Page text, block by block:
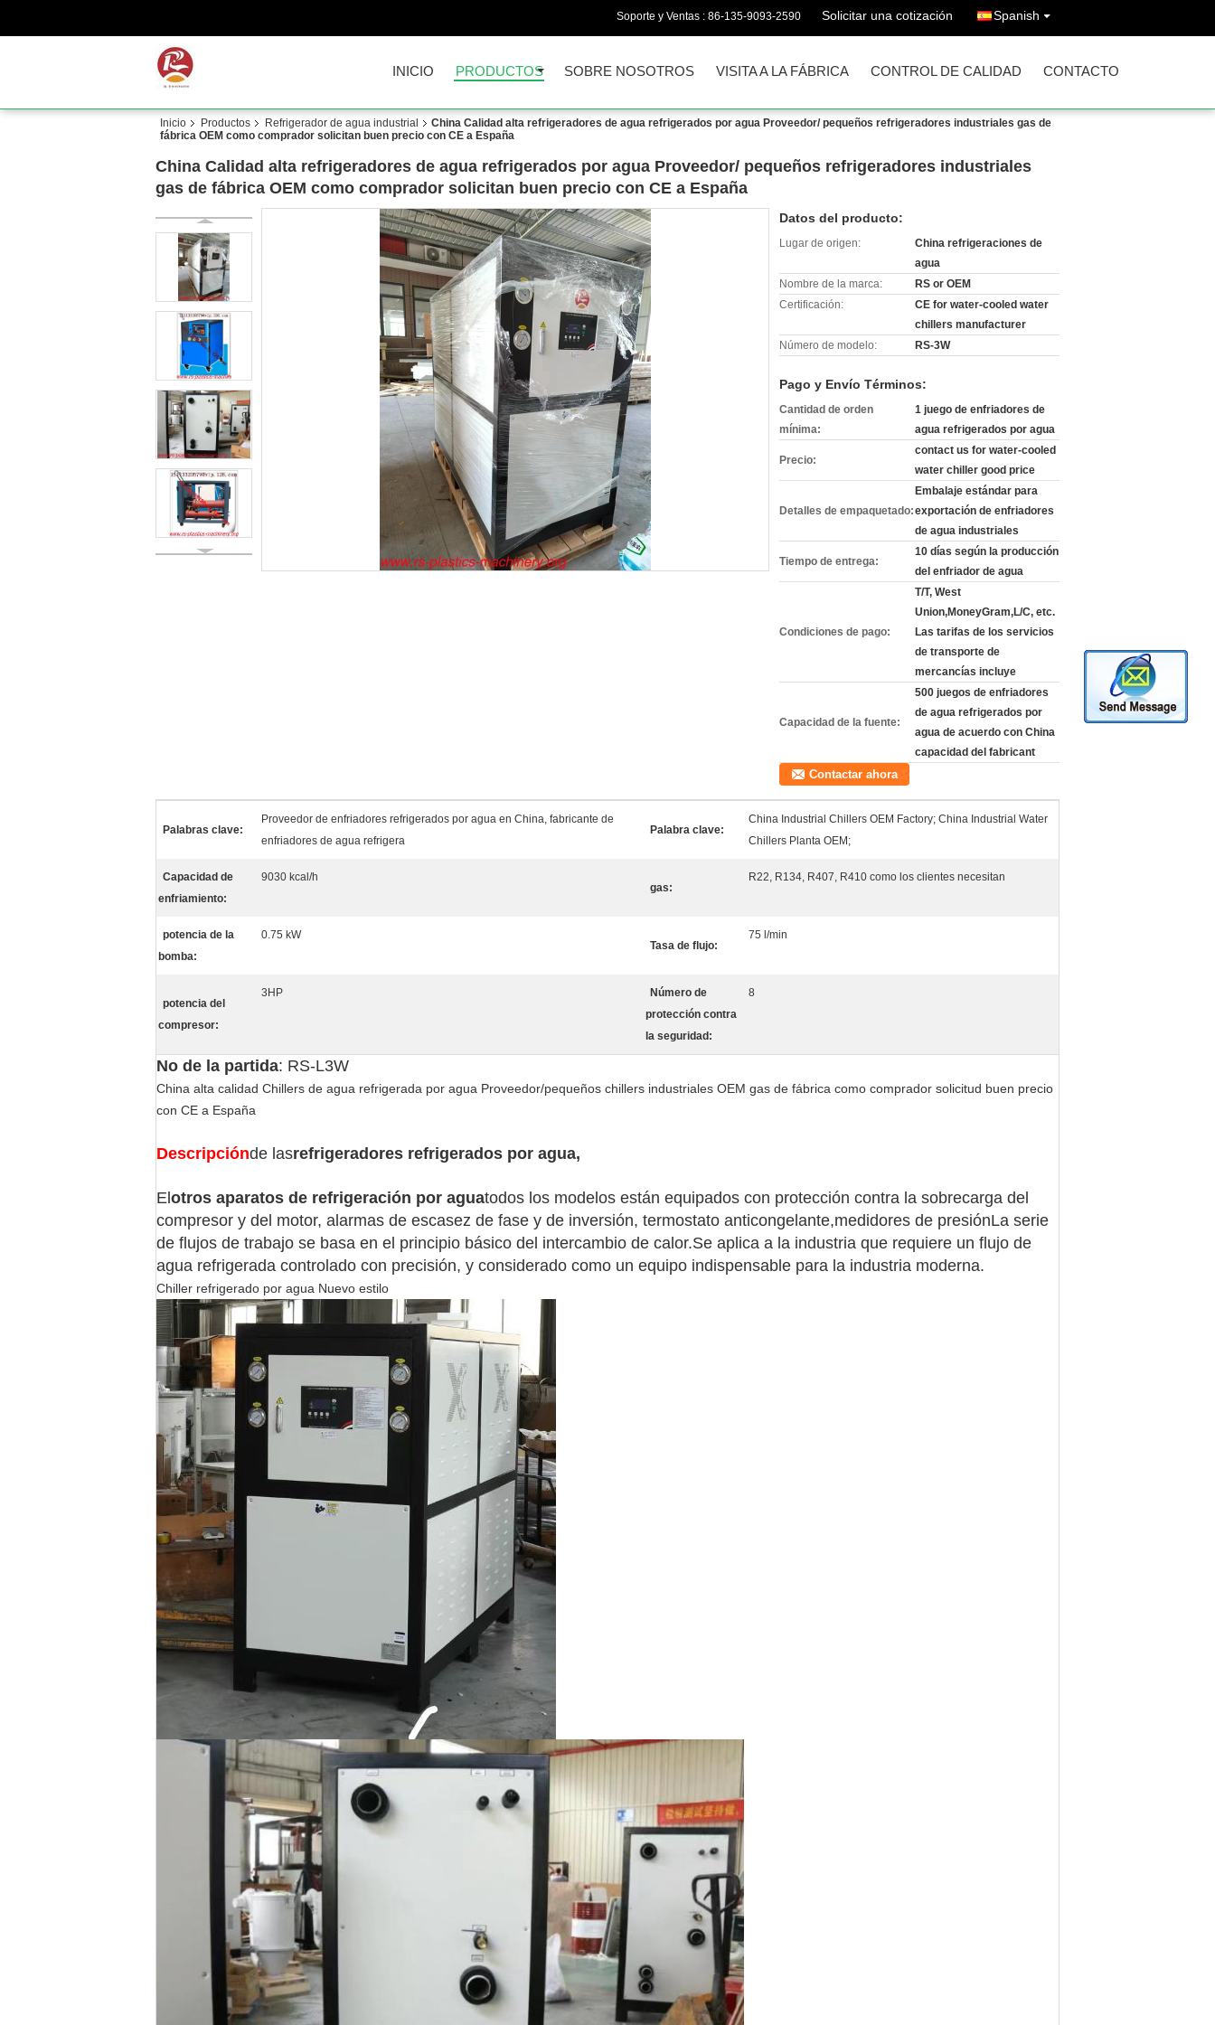
Soporte y Ventas : 86-135-9093-2590 Solicitar una cotización Spanish
INICIO PRODUCTOS SOBRE NOSOTROS VISITA A LA FÁBRICA CONTROL DE CALIDAD CONTACTO
Inicio Productos Refrigerador de agua industrial
China Calidad alta refrigeradores de agua refrigerados por agua Proveedor/ pequeños refrigeradores industriales gas de
fábrica OEM como comprador solicitan buen precio con CE a España
China Calidad alta refrigeradores de agua refrigerados por agua Proveedor/ pequeños refrigeradores industriales
gas de fábrica OEM como comprador solicitan buen precio con CE a España
Datos del producto:
Lugar de origen:
China refrigeraciones de
agua
Nombre de la marca:
RS or OEM
Certificación:
CE for water-cooled water
chillers manufacturer
Número de modelo:
RS-3W
Pago y Envío Términos:
Cantidad de orden
mínima:
1 juego de enfriadores de
agua refrigerados por agua
Precio:
contact us for water-cooled
water chiller good price
Detalles de empaquetado:
Embalaje estándar para
exportación de enfriadores
de agua industriales
Tiempo de entrega:
10 días según la producción
del enfriador de agua
Condiciones de pago:
T/T, West
Union,MoneyGram,L/C, etc.
Las tarifas de los servicios
de transporte de
mercancías incluye
Capacidad de la fuente:
500 juegos de enfriadores
de agua refrigerados por
agua de acuerdo con China
capacidad del fabricant
Contactar ahora
Palabras clave:
Proveedor de enfriadores refrigerados por agua en China, fabricante de
enfriadores de agua refrigera
Palabra clave:
China Industrial Chillers OEM Factory; China Industrial Water
Chillers Planta OEM;
Capacidad de
enfriamiento:
9030 kcal/h
gas:
R22, R134, R407, R410 como los clientes necesitan
potencia de la
bomba:
0.75 kW
Tasa de flujo:
75 l/min
potencia del
compresor:
3HP
Número de
protección contra
la seguridad:
8
No de la partida: RS-L3W
China alta calidad Chillers de agua refrigerada por agua Proveedor/pequeños chillers industriales OEM gas de fábrica como comprador solicitud buen precio
con CE a España
Descripciónde lasrefrigeradores refrigerados por agua,
El otros aparatos de refrigeración por aguatodos los modelos están equipados con protección contra la sobrecarga del
compresor y del motor, alarmas de escasez de fase y de inversión, termostato anticongelante,medidores de presiónLa serie
de flujos de trabajo se basa en el principio básico del intercambio de calor.Se aplica a la industria que requiere un flujo de
agua refrigerada controlado con precisión, y considerado como un equipo indispensable para la industria moderna.
Chiller refrigerado por agua Nuevo estilo